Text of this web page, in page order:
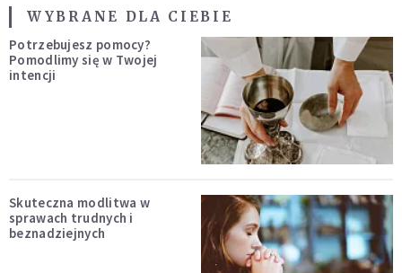
WYBRANE DLA CIEBIE
Potrzebujesz pomocy?
Pomodlimy się w Twojej
intencji
Skuteczna modlitwa w
sprawach trudnych i
beznadziejnych